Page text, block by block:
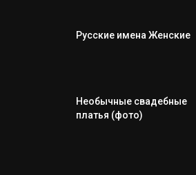
Русские имена Женские
Необычные свадебные
платья (фото)